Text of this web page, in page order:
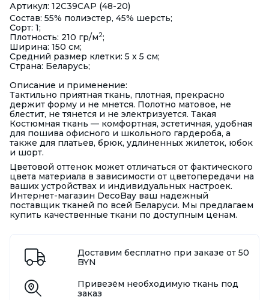
Артикул: 12С39САР (48-20)
Состав: 55% полиэстер, 45% шерсть;
Сорт: 1;
Плотность: 210 гр/м2;
Ширина: 150 см;
Средний размер клетки: 5 х 5 см;
Страна: Беларусь;
Описание и применение:
Тактильно приятная ткань, плотная, прекрасно
держит форму и не мнется. Полотно матовое, не
блестит, не тянется и не электризуется. Такая
Костюмная ткань — комфортная, эстетичная, удобная
для пошива офисного и школьного гардероба, а
также для платьев, брюк, удлиненных жилеток, юбок
и шорт.
Цветовой оттенок может отличаться от фактического
цвета материала в зависимости от цветопередачи на
ваших устройствах и индивидуальных настроек.
Интернет-магазин DecoBay ваш надежный
поставщик тканей по всей Беларуси. Мы предлагаем
купить качественные ткани по доступным ценам.
Доставим бесплатно при заказе от 50
BYN
Привезём необходимую ткань под
заказ